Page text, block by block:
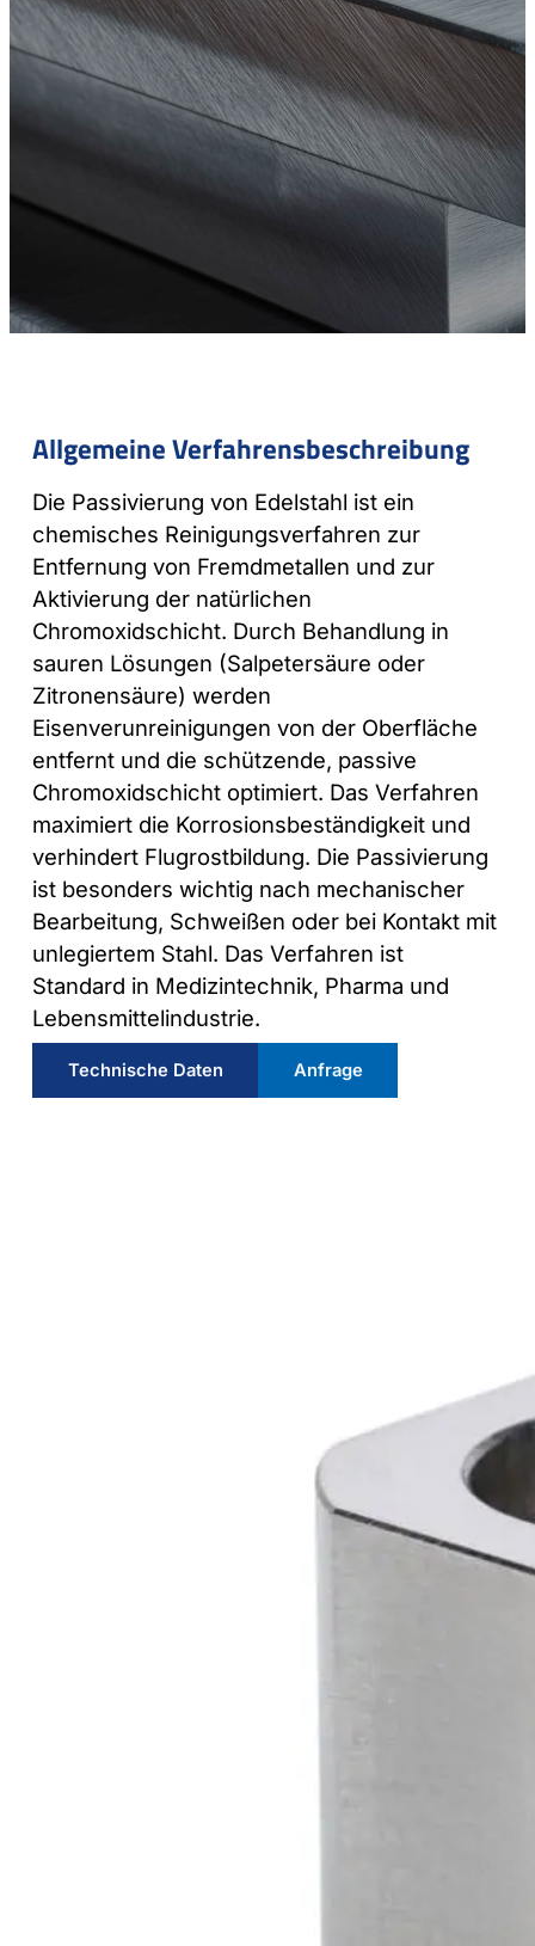
Allgemeine Verfahrensbeschreibung
Die Passivierung von Edelstahl ist ein
chemisches Reinigungsverfahren zur
Entfernung von Fremdmetallen und zur
Aktivierung der natürlichen
Chromoxidschicht. Durch Behandlung in
sauren Lösungen (Salpetersäure oder
Zitronensäure) werden
Eisenverunreinigungen von der Oberfläche
entfernt und die schützende, passive
Chromoxidschicht optimiert. Das Verfahren
maximiert die Korrosionsbeständigkeit und
verhindert Flugrostbildung. Die Passivierung
ist besonders wichtig nach mechanischer
Bearbeitung, Schweißen oder bei Kontakt mit
unlegiertem Stahl. Das Verfahren ist
Standard in Medizintechnik, Pharma und
Lebensmittelindustrie.
Technische Daten Anfrage